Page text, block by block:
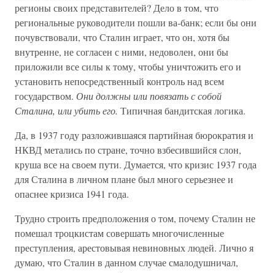
регионы своих представителей? Дело в том, что
региональные руководители пошли ва-банк; если бы они
почувствовали, что Сталин играет, что он, хотя бы
внутренне, не согласен с ними, недоволен, они бы
приложили все силы к тому, чтобы уничтожить его и
установить непосредственный контроль над всем
государством. Они должны или повязать с собой
Сталина, или убить его. Типичная бандитская логика.
Да, в 1937 году разложившаяся партийная бюрократия и
НКВД метались по стране, точно взбесившийся слон,
круша все на своем пути. Думается, что кризис 1937 года
для Сталина в личном плане был много серьезнее и
опаснее кризиса 1941 года.
Трудно строить предположения о том, почему Сталин не
помешал троцкистам совершать многочисленные
преступления, арестовывая невиновных людей. Лично я
думаю, что Сталин в данном случае смалодушничал,